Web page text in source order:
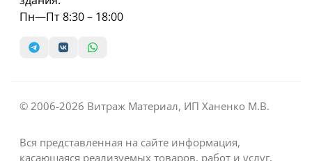
Пн—Пт 8:30 – 18:00
© 2006-2026 Витраж Материал, ИП Ханенко М.В.
Вся представленная на сайте информация,
касающаяся реализуемых товаров, работ и услуг,